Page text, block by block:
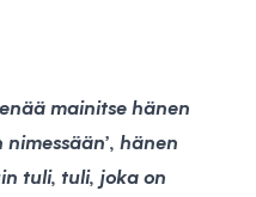
mainitse hänen
hänen
tuli, tuli, joka on